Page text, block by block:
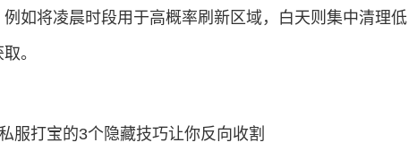
如将凌晨时段用于高概率刷新区域，白天则集中清理低
。